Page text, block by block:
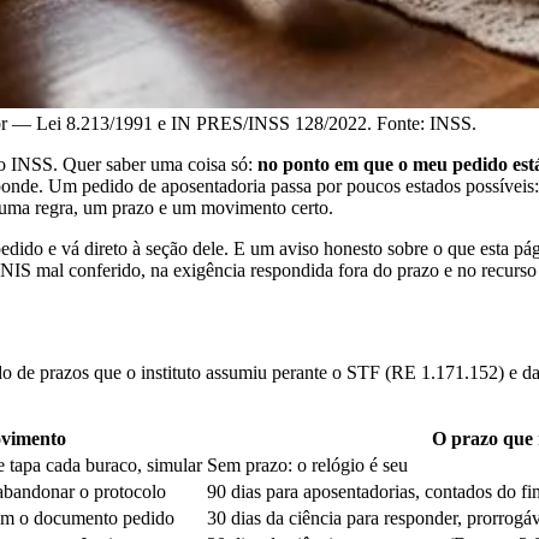
— Lei 8.213/1991 e IN PRES/INSS 128/2022. Fonte: INSS.
INSS. Quer saber uma coisa só: no ponto em que o meu pedido
Um pedido de aposentadoria passa por poucos estados
regra, um prazo e um movimento certo.
e vá direto à seção dele. E um aviso honesto sobre o que esta
mal conferido, na exigência respondida fora do prazo e no
prazos que o instituto assumiu perante o STF (RE 1.171.152) e
O prazo que
cada buraco, simular Sem prazo: o relógio é seu
o protocolo
90 dias para aposentadorias, contados do
o documento pedido
30 dias da ciência para responder,